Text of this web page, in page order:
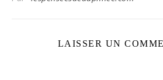
LAISSER UN